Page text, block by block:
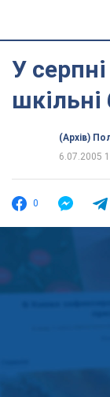
У
шкільні
(Архів)
6.07.2005
0